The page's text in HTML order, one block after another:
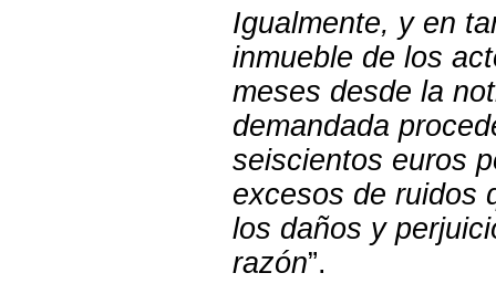
Igualmente, y en
inmueble de los
meses desde la
demandada
seiscientos euros
excesos de ruidos
los daños y
razón”.